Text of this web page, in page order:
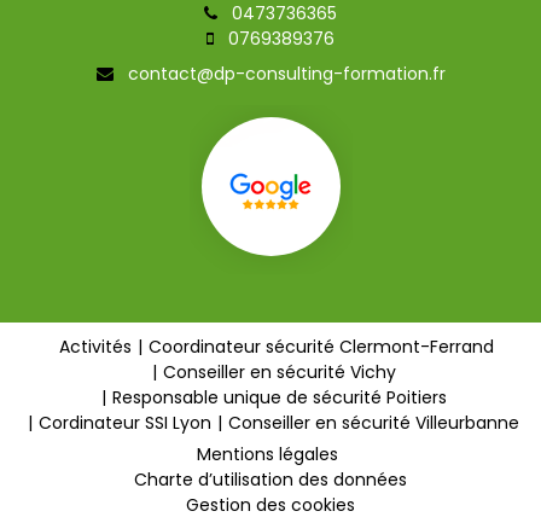
0473736365
0769389376
contact@dp-consulting-formation.fr
Activités
Coordinateur sécurité Clermont-Ferrand
Conseiller en sécurité Vichy
Responsable unique de sécurité Poitiers
Cordinateur SSI Lyon
Conseiller en sécurité Villeurbanne
Mentions légales
Charte d’utilisation des données
Gestion des cookies